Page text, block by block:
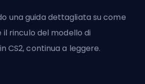
una guida dettagliata su come
rinculo del modello di
CS2, continua a leggere.